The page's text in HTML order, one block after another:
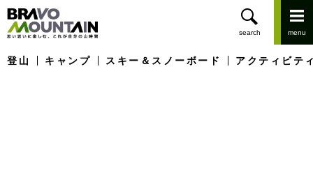
登山 キャンプ スキー＆スノーボード アクティビテ